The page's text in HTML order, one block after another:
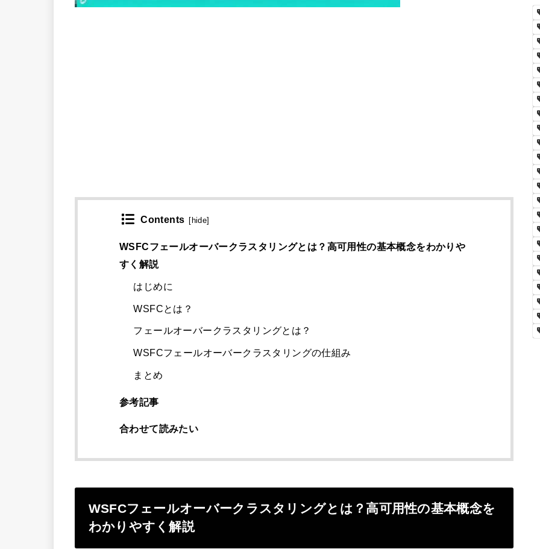
Contents hide
WSFCフェールオーバークラスタリングとは？高可用性の基本概念をわかりや
すく解説
はじめに
WSFCとは？
フェールオーバークラスタリングとは？
WSFCフェールオーバークラスタリングの仕組み
まとめ
参考記事
合わせて読みたい
WSFCフェールオーバークラスタリングとは？高可用性の基本概念を
わかりやすく解説